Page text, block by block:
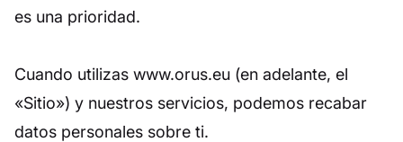
es una prioridad.
Cuando utilizas www.orus.eu (en adelante, el
«Sitio») y nuestros servicios, podemos recabar
datos personales sobre ti.